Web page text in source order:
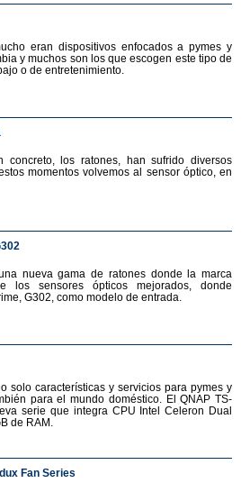
eran dispositivos enfocados a pymes y
y muchos son los que escogen este tipo de
o de entretenimiento.
concreto, los ratones, han sufrido diversos
momentos volvemos al sensor óptico, en
nueva gama de ratones donde la marca
los sensores ópticos mejorados, donde
G302, como modelo de entrada.
solo características y servicios para pymes y
para el mundo doméstico. El QNAP TS-
serie que integra CPU Intel Celeron Dual
de RAM.
Fan Series